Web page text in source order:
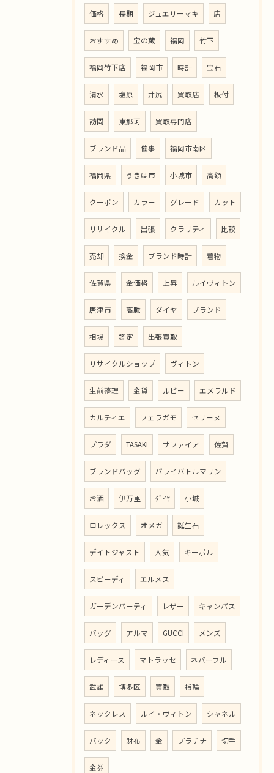
価格 長期 ジュエリーマキ 店
おすすめ 宝の蔵 福岡 竹下
福岡竹下店 福岡市 時計 宝石
清水 塩原 井尻 買取店 板付
訪問 東那珂 買取専門店
ブランド品 催事 福岡市南区
福岡県 うきは市 小城市 高額
クーポン カラー グレード カット
リサイクル 出張 クラリティ 比較
売却 換金 ブランド時計 着物
佐賀県 金価格 上昇 ルイヴィトン
唐津市 高騰 ダイヤ ブランド
相場 鑑定 出張買取
リサイクルショップ ヴィトン
生前整理 金貨 ルビー エメラルド
カルティエ フェラガモ セリーヌ
プラダ TASAKI サファイア 佐賀
ブランドバッグ パライバトルマリン
お酒 伊万里 ﾀﾞｲﾔ 小城
ロレックス オメガ 誕生石
デイトジャスト 人気 キーポル
スピーディ エルメス
ガーデンパーティ レザー キャンパス
バッグ アルマ GUCCI メンズ
レディース マトラッセ ネバーフル
武雄 博多区 買取 指輪
ネックレス ルイ・ヴィトン シャネル
バック 財布 金 プラチナ 切手
金券